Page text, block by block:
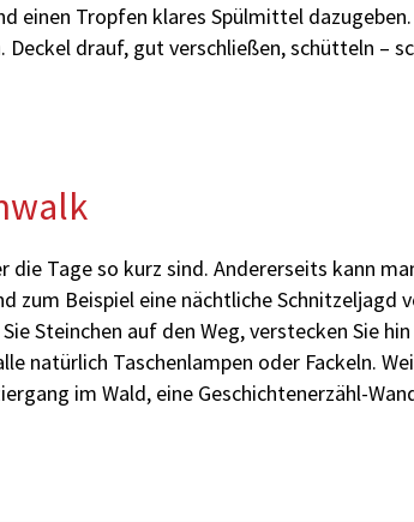
einen Tropfen klares Spülmittel
Deckel drauf, gut verschließen, schütteln –
die Tage so kurz sind. Andererseits kann
zum Beispiel eine nächtliche Schnitzeljagd
Steinchen auf den Weg, verstecken Sie
natürlich Taschenlampen oder Fackeln.
im Wald, eine Geschichtenerzähl-